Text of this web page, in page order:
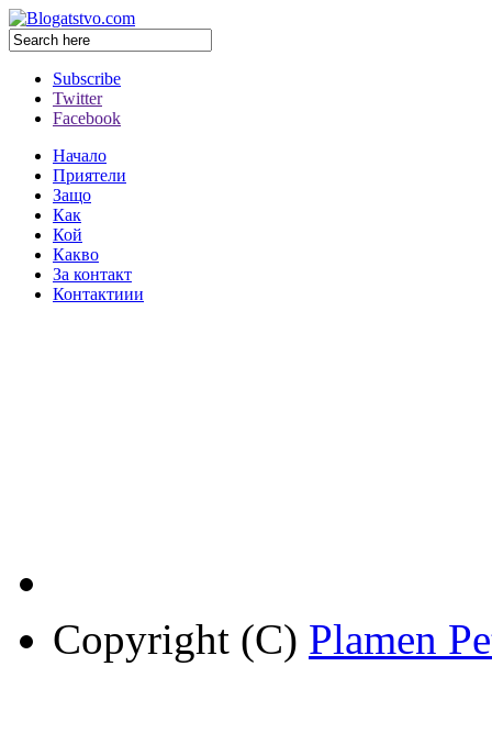
Subscribe
Twitter
Facebook
Начало
Приятели
Защо
Как
Кой
Какво
За контакт
Контактиии
Copyright (C) Plamen